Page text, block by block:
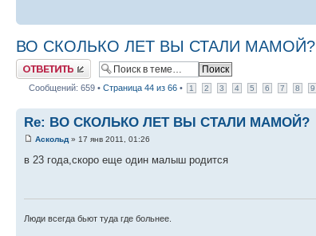
ВО СКОЛЬКО ЛЕТ ВЫ СТАЛИ МАМОЙ?
Ответить
Сообщений: 659 • Страница 44 из 66 • 1 2 3 4 5 6 7 8 9
Re: ВО СКОЛЬКО ЛЕТ ВЫ СТАЛИ МАМОЙ?
Аскольд» 17 янв 2011, 01:26
в 23 года,скоро еще один малыш родится
Люди всегда бьют туда где больнее.